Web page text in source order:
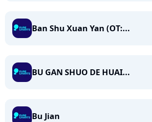
Ban Shu Xuan Yan (OT:...
BU GAN SHUO DE HUAI...
Bu Jian